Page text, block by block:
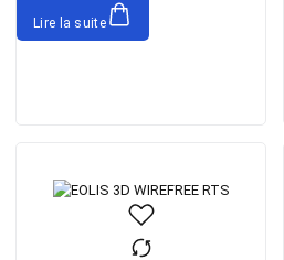
Lire la suite